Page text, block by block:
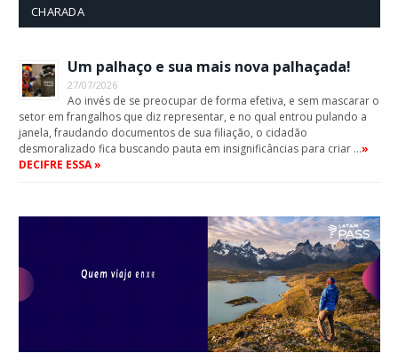
CHARADA
Um palhaço e sua mais nova palhaçada!
27/07/2026
Ao invés de se preocupar de forma efetiva, e sem mascarar o
setor em frangalhos que diz representar, e no qual entrou pulando a
janela, fraudando documentos de sua filiação, o cidadão
desmoralizado fica buscando pauta em insignificâncias para criar …»
DECIFRE ESSA »